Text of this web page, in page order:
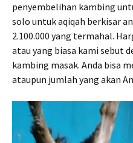
penyembelihan kambing
solo untuk aqiqah berkisar
2.100.000 yang termahal.
atau yang biasa kami sebut
kambing masak. Anda bisa
ataupun jumlah yang akan